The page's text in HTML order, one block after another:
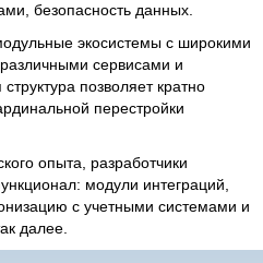
безопасность данных.
экосистемы с широкими
сервисами и
позволяет кратно
перестройки
опыта, разработчики
модули интеграций,
с учетными системами и
далее.